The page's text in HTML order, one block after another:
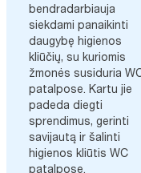
bendradarbiauja
siekdami panaikinti
daugybę higienos
kliūčių, su kuriomis
žmonės susiduria
patalpose. Kartu jie
padeda diegti
sprendimus, gerinti
savijautą ir šalinti
higienos kliūtis WC
patalpose.